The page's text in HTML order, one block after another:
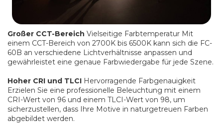
Großer CCT-Bereich Vielseitige Farbtemperatur Mit
einem CCT-Bereich von 2700K bis 6500K kann sich die FC-
60B an verschiedene Lichtverhältnisse anpassen und
gewährleistet eine genaue Farbwiedergabe für jede Szene.
Hoher CRI und TLCI Hervorragende Farbgenauigkeit
Erzielen Sie eine professionelle Beleuchtung mit einem
CRI-Wert von 96 und einem TLCI-Wert von 98, um
sicherzustellen, dass Ihre Motive in naturgetreuen Farben
abgebildet werden.